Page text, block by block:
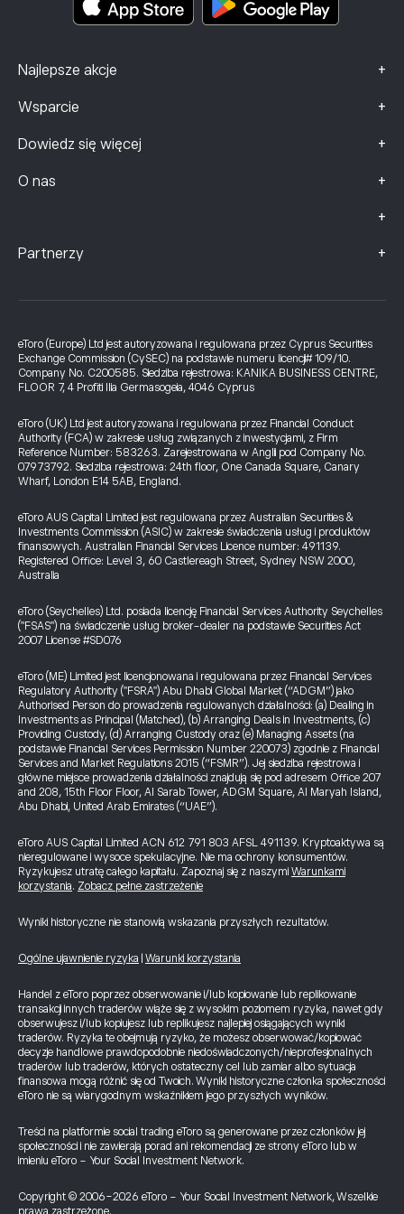
Najlepsze akcje +
Wsparcie +
Dowiedz się więcej +
O nas +
+
Partnerzy +
eToro (Europe) Ltd jest autoryzowana i regulowana przez Cyprus Securities
Exchange Commission (CySEC) na podstawie numeru licencji# 109/10.
Company No. C200585. Siedziba rejestrowa: KANIKA BUSINESS CENTRE,
FLOOR 7, 4 Profiti Ilia Germasogeia, 4046 Cyprus
eToro (UK) Ltd jest autoryzowana i regulowana przez Financial Conduct
Authority (FCA) w zakresie usług związanych z inwestycjami, z Firm
Reference Number: 583263. Zarejestrowana w Anglii pod Company No.
07973792. Siedziba rejestrowa: 24th floor, One Canada Square, Canary
Wharf, London E14 5AB, England.
eToro AUS Capital Limited jest regulowana przez Australian Securities &
Investments Commission (ASIC) w zakresie świadczenia usług i produktów
finansowych. Australian Financial Services Licence number: 491139.
Registered Office: Level 3, 60 Castlereagh Street, Sydney NSW 2000,
Australia
eToro (Seychelles) Ltd. posiada licencję Financial Services Authority Seychelles
("FSAS") na świadczenie usług broker-dealer na podstawie Securities Act
2007 License #SD076
eToro (ME) Limited jest licencjonowana i regulowana przez Financial Services
Regulatory Authority ("FSRA") Abu Dhabi Global Market (“ADGM”) jako
Authorised Person do prowadzenia regulowanych działalności: (a) Dealing in
Investments as Principal (Matched), (b) Arranging Deals in Investments, (c)
Providing Custody, (d) Arranging Custody oraz (e) Managing Assets (na
podstawie Financial Services Permission Number 220073) zgodnie z Financial
Services and Market Regulations 2015 (“FSMR”). Jej siedziba rejestrowa i
główne miejsce prowadzenia działalności znajdują się pod adresem Office 207
and 208, 15th Floor Floor, Al Sarab Tower, ADGM Square, Al Maryah Island,
Abu Dhabi, United Arab Emirates (“UAE”).
eToro AUS Capital Limited ACN 612 791 803 AFSL 491139. Kryptoaktywa są
nieregulowane i wysoce spekulacyjne. Nie ma ochrony konsumentów.
Ryzykujesz utratę całego kapitału. Zapoznaj się z naszymi Warunkami
korzystania. Zobacz pełne zastrzeżenie
Wyniki historyczne nie stanowią wskazania przyszłych rezultatów.
Ogólne ujawnienie ryzyka Warunki korzystania
Handel z eToro poprzez obserwowanie i/lub kopiowanie lub replikowanie
transakcji innych traderów wiąże się z wysokim poziomem ryzyka, nawet gdy
obserwujesz i/lub kopiujesz lub replikujesz najlepiej osiągających wyniki
traderów. Ryzyka te obejmują ryzyko, że możesz obserwować/kopiować
decyzje handlowe prawdopodobnie niedoświadczonych/nieprofesjonalnych
traderów lub traderów, których ostateczny cel lub zamiar albo sytuacja
finansowa mogą różnić się od Twoich. Wyniki historyczne członka społeczności
eToro nie są wiarygodnym wskaźnikiem jego przyszłych wyników.
Treści na platformie social trading eToro są generowane przez członków jej
społeczności i nie zawierają porad ani rekomendacji ze strony eToro lub w
imieniu eToro - Your Social Investment Network.
Copyright © 2006-2026 eToro - Your Social Investment Network, Wszelkie
prawa zastrzeżone.